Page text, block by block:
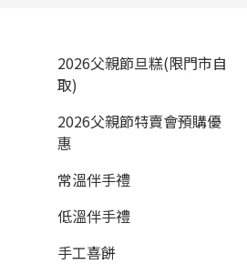
2026父親節旦糕(限門市自
取)
2026父親節特賣會預購優
惠
常溫伴手禮
低溫伴手禮
手工喜餅